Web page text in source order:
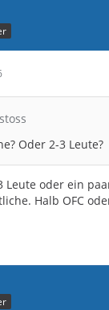
Oder 2-3 Leute?
Leute oder ein
Halb OFC